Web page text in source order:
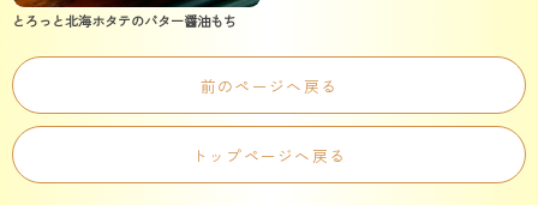
とろっと北海ホタテのバター醤油もち
前のページへ戻る
トップページへ戻る